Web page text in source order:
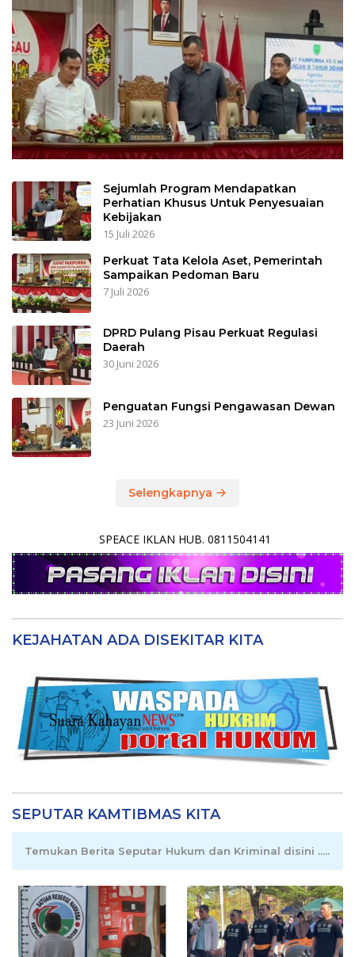
Sejumlah Program Mendapatkan
Perhatian Khusus Untuk Penyesuaian
Kebijakan
15 Juli 2026
Perkuat Tata Kelola Aset, Pemerintah
Sampaikan Pedoman Baru
7 Juli 2026
DPRD Pulang Pisau Perkuat Regulasi
Daerah
30 Juni 2026
Penguatan Fungsi Pengawasan Dewan
23 Juni 2026
Selengkapnya
SPEACE IKLAN HUB. 0811504141
KEJAHATAN ADA DISEKITAR KITA
SEPUTAR KAMTIBMAS KITA
Temukan Berita Seputar Hukum dan Kriminal disini .....